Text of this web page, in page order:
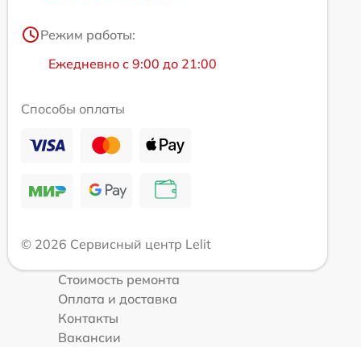
Режим работы:
Ежедневно с 9:00 до 21:00
Способы оплаты
© 2026 Сервисный центр Lelit
Стоимость ремонта
Оплата и доставка
Контакты
Вакансии